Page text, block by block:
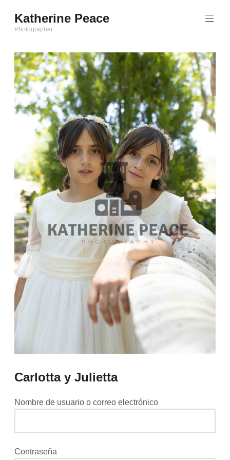
al
contenido
Katherine Peace
Photographer
Carlotta y Julietta
Nombre de usuario o correo electrónico
Contraseña